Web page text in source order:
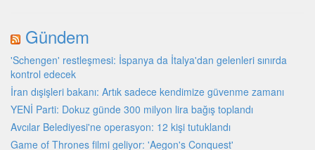
Gündem
'Schengen' restleşmesi: İspanya da İtalya'dan gelenleri sınırda
kontrol edecek
İran dışişleri bakanı: Artık sadece kendimize güvenme zamanı
YENİ Parti: Dokuz günde 300 milyon lira bağış toplandı
Avcılar Belediyesi'ne operasyon: 12 kişi tutuklandı
Game of Thrones filmi geliyor: 'Aegon's Conquest'